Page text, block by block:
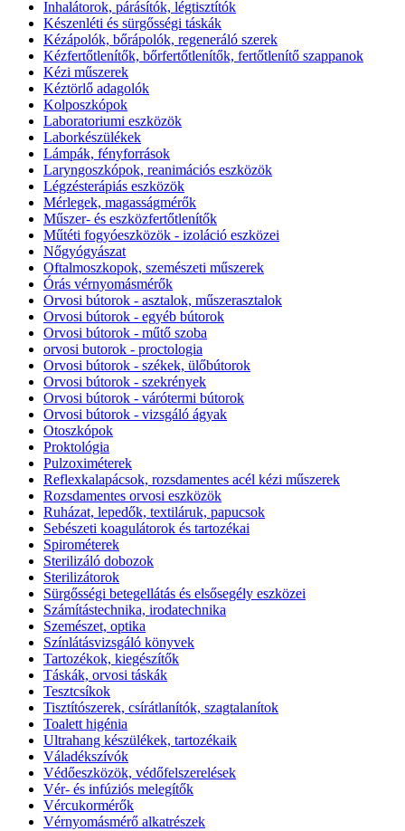
Inhalátorok, párásítók, légtisztítók
Készenléti és sürgősségi táskák
Kézápolók, bőrápolók, regeneráló szerek
Kézfertőtlenítők, bőrfertőtlenítők, fertőtlenítő szappanok
Kézi műszerek
Kéztörlő adagolók
Kolposzkópok
Laboratoriumi eszközök
Laborkészülékek
Lámpák, fényforrások
Laryngoszkópok, reanimációs eszközök
Légzésterápiás eszközök
Mérlegek, magasságmérők
Műszer- és eszközfertőtlenítők
Műtéti fogyóeszközök - izoláció eszközei
Nőgyógyászat
Oftalmoszkopok, szemészeti műszerek
Órás vérnyomásmérők
Orvosi bútorok - asztalok, műszerasztalok
Orvosi bútorok - egyéb bútorok
Orvosi bútorok - műtő szoba
orvosi butorok - proctologia
Orvosi bútorok - székek, ülőbútorok
Orvosi bútorok - szekrények
Orvosi bútorok - várótermi bútorok
Orvosi bútorok - vizsgáló ágyak
Otoszkópok
Proktológia
Pulzoximéterek
Reflexkalapácsok, rozsdamentes acél kézi műszerek
Rozsdamentes orvosi eszközök
Ruházat, lepedők, textiláruk, papucsok
Sebészeti koagulátorok és tartozékai
Spirométerek
Sterilizáló dobozok
Sterilizátorok
Sürgősségi betegellátás és elsősegély eszközei
Számítástechnika, irodatechnika
Szemészet, optika
Színlátásvizsgáló könyvek
Tartozékok, kiegészítők
Táskák, orvosi táskák
Tesztcsíkok
Tisztítószerek, csírátlanítók, szagtalanítok
Toalett higénia
Ultrahang készülékek, tartozékaik
Váladékszívók
Védőeszközök, védőfelszerelések
Vér- és infúziós melegítők
Vércukormérők
Vérnyomásmérő alkatrészek